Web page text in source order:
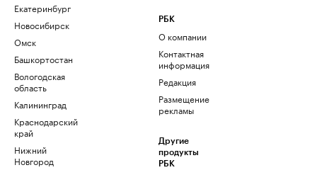
Екатеринбург
Новосибирск
Омск
Башкортостан
Вологодская
область
Калининград
Краснодарский
край
Нижний
Новгород
РБК
О компании
Контактная
информация
Редакция
Размещение
рекламы
Другие
продукты
РБК